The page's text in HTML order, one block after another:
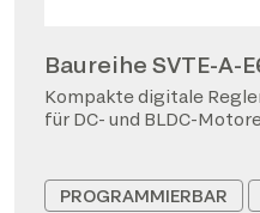
Baureihe SVTE-A-
Kompakte digitale
für DC- und BLDC-
PROGRAMMIERBAR